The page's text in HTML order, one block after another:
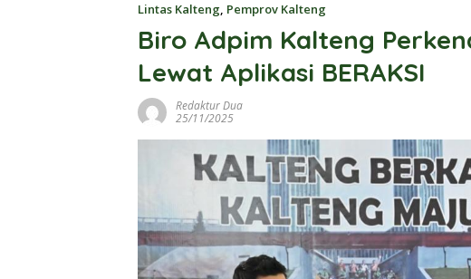
Lintas Kalteng, Pemprov Kalteng
Biro Adpim Kalteng
Lewat Aplikasi BERAKSI
Redaktur Dua
25/11/2025